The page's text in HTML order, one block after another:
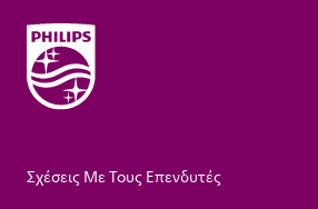
Σχέσεις Με Τους Επενδυτές